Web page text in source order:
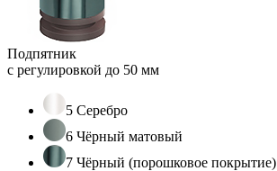
Подпятник
с регулировкой до 50 мм
5 Серебро
6 Чёрный матовый
7 Чёрный (порошковое покрытие)